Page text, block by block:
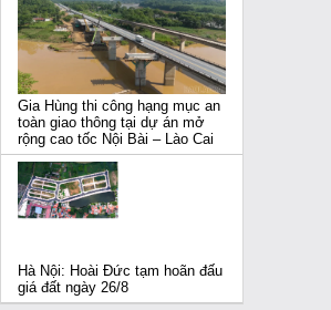
Gia Hùng thi công hạng mục an
toàn giao thông tại dự án mở
rộng cao tốc Nội Bài – Lào Cai
Hà Nội: Hoài Đức tạm hoãn đấu
giá đất ngày 26/8